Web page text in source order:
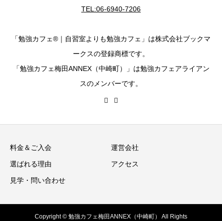
TEL:06-6940-7206
「勉強カフェ®｜自習室よりも勉強カフェ」は株式会社ブックマ
ークスの登録商標です。
「勉強カフェ梅田ANNEX（中崎町）」は勉強カフェアライアン
スのメンバーです。
料金＆ご入会 運営会社
選ばれる理由 アクセス
見学・問い合わせ
Copyright © 勉強カフェ梅田ANNEX（中崎町） All Rights